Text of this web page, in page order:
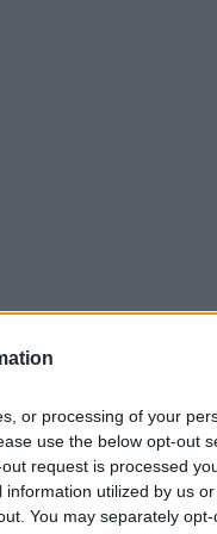
or processing of your
use the below opt-out
request is processed
utilized by us
You may separately
prodotto è
riguardare